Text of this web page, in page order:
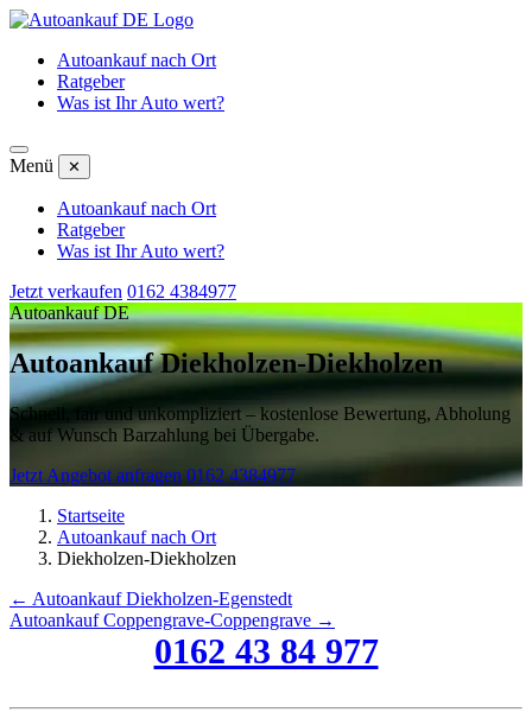
Autoankauf nach Ort
Ratgeber
Was ist Ihr Auto wert?
Menü ✕
Autoankauf nach Ort
Ratgeber
Was ist Ihr Auto wert?
Jetzt verkaufen 0162 4384977
Autoankauf DE
Autoankauf Diekholzen-Diekholzen
Schnell, fair und unkompliziert – kostenlose Bewertung, Abholung
& auf Wunsch Barzahlung bei Übergabe.
Jetzt Angebot anfragen 0162 4384977
Startseite
Autoankauf nach Ort
Diekholzen-Diekholzen
← Autoankauf Diekholzen-Egenstedt
Autoankauf Coppengrave-Coppengrave →
0162 43 84 977